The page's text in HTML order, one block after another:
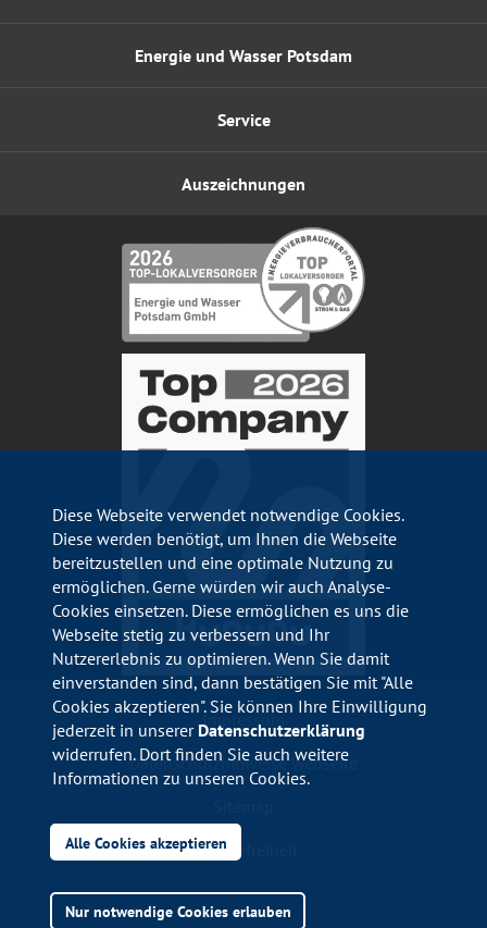
Energie und Wasser Potsdam
Service
Auszeichnungen
Impressum
Datenschutzhinweise Webseite
Barrierefreiheit
Diese Webseite verwendet notwendige Cookies.
Diese werden benötigt, um Ihnen die Webseite
bereitzustellen und eine optimale Nutzung zu
ermöglichen. Gerne würden wir auch Analyse-
Cookies einsetzen. Diese ermöglichen es uns die
Webseite stetig zu verbessern und Ihr
Nutzererlebnis zu optimieren. Wenn Sie damit
einverstanden sind, dann bestätigen Sie mit "Alle
Cookies akzeptieren". Sie können Ihre Einwilligung
jederzeit in unserer Datenschutzerklärung
widerrufen. Dort finden Sie auch weitere
Informationen zu unseren Cookies.
Alle Cookies akzeptieren
Nur notwendige Cookies erlauben